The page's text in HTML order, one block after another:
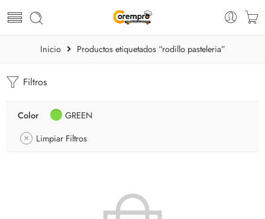
Inicio Productos etiquetados “rodillo pasteleria”
Filtros
Color
GREEN
Limpiar Filtros